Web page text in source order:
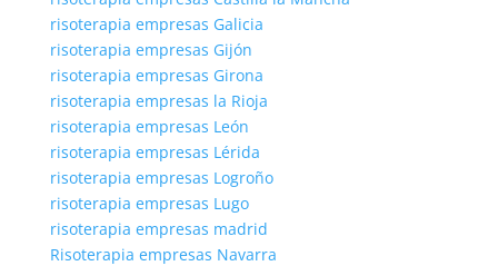
risoterapia empresas Galicia
risoterapia empresas Gijón
risoterapia empresas Girona
risoterapia empresas la Rioja
risoterapia empresas León
risoterapia empresas Lérida
risoterapia empresas Logroño
risoterapia empresas Lugo
risoterapia empresas madrid
Risoterapia empresas Navarra